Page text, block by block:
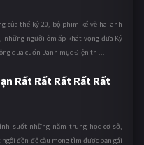
của thế kỷ 20, bộ phim kể về hai anh
những người ôm ấp khát vọng đưa Kỷ
qua cuốn Danh mục Điện th ...
Rất Rất Rất Rất Rất
suốt những năm trung học cơ sở,
đền để cầu mong tìm được bạn gái